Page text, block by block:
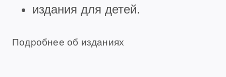
издания для детей.
Подробнее об изданиях